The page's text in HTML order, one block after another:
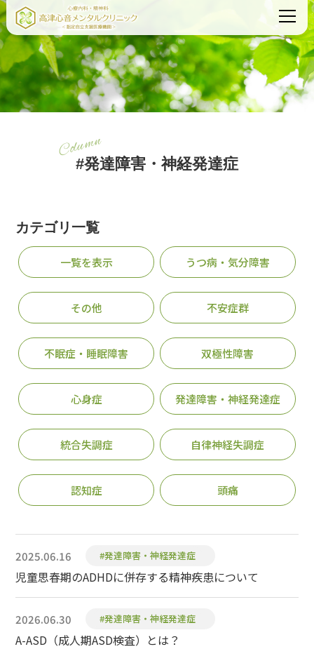
Column
#発達障害・神経発達症
カテゴリ一覧
一覧を表示 うつ病・気分障害
その他 不安症群
不眠症・睡眠障害 双極性障害
心身症 発達障害・神経発達症
統合失調症 自律神経失調症
認知症 頭痛
2025.06.16 #発達障害・神経発達症
児童思春期のADHDに併存する精神疾患について
2026.06.30 #発達障害・神経発達症
A-ASD（成人期ASD検査）とは？